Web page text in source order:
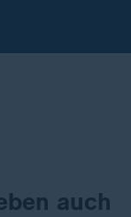
auch